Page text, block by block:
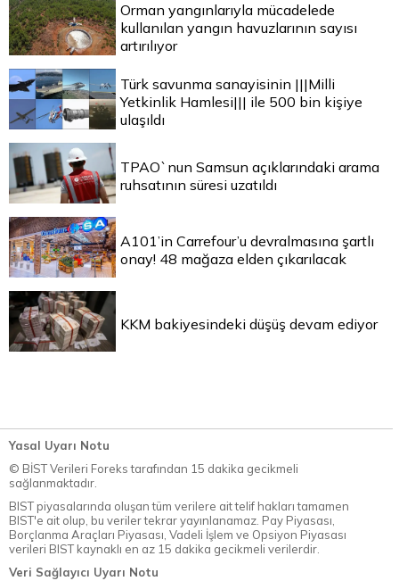
Orman yangınlarıyla mücadelede
kullanılan yangın havuzlarının sayısı
artırılıyor
Türk savunma sanayisinin |||Milli
Yetkinlik Hamlesi||| ile 500 bin kişiye
ulaşıldı
TPAO`nun Samsun açıklarındaki arama
ruhsatının süresi uzatıldı
A101’in Carrefour’u devralmasına şartlı
onay! 48 mağaza elden çıkarılacak
KKM bakiyesindeki düşüş devam ediyor
Yasal Uyarı Notu
© BİST Verileri Foreks tarafından 15 dakika gecikmeli
sağlanmaktadır.
BIST piyasalarında oluşan tüm verilere ait telif hakları tamamen
BIST'e ait olup, bu veriler tekrar yayınlanamaz. Pay Piyasası,
Borçlanma Araçları Piyasası, Vadeli İşlem ve Opsiyon Piyasası
verileri BIST kaynaklı en az 15 dakika gecikmeli verilerdir.
Veri Sağlayıcı Uyarı Notu